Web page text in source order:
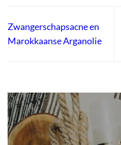
Zwangerschapsacne en
Marokkaanse Arganolie